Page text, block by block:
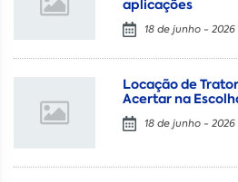
aplicações
18 de junho - 2026
Locação de
Acertar na
18 de junho - 2026